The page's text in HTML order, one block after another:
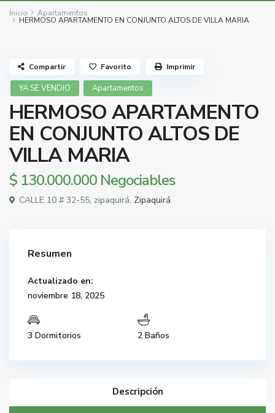
Inicio Apartamentos
HERMOSO APARTAMENTO EN CONJUNTO ALTOS DE VILLA MARIA
YA SE VENDIO Apartamentos
HERMOSO APARTAMENTO
EN CONJUNTO ALTOS DE
VILLA MARIA
$ 130.000.000 Negociables
CALLE 10 # 32-55, zipaquirá, Zipaquirá
Compartir Favorito Imprimir
Resumen
Actualizado en:
noviembre 18, 2025
3 Dormitorios 2 Baños
Descripción